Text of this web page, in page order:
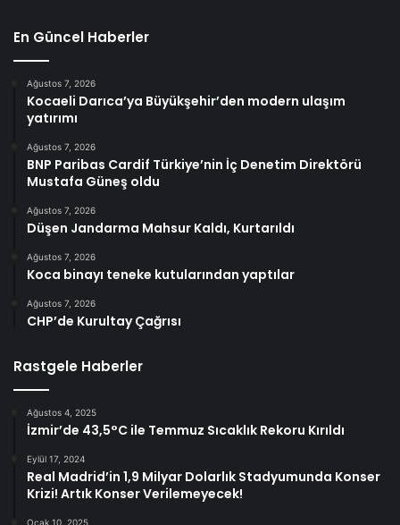
En Güncel Haberler
Ağustos 7, 2026
Kocaeli Darıca’ya Büyükşehir’den modern ulaşım
yatırımı
Ağustos 7, 2026
BNP Paribas Cardif Türkiye’nin İç Denetim Direktörü
Mustafa Güneş oldu
Ağustos 7, 2026
Düşen Jandarma Mahsur Kaldı, Kurtarıldı
Ağustos 7, 2026
Koca binayı teneke kutularından yaptılar
Ağustos 7, 2026
CHP’de Kurultay Çağrısı
Rastgele Haberler
Ağustos 4, 2025
İzmir’de 43,5°C ile Temmuz Sıcaklık Rekoru Kırıldı
Eylül 17, 2024
Real Madrid’in 1,9 Milyar Dolarlık Stadyumunda Konser
Krizi! Artık Konser Verilemeyecek!
Ocak 10, 2025